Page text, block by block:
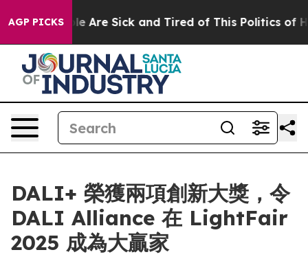
AGP PICKS
“People Are Sick and Tired of This Politics of
DALI+ 榮獲兩項創新大獎，令
DALI Alliance 在 LightFair
2025 成為大贏家